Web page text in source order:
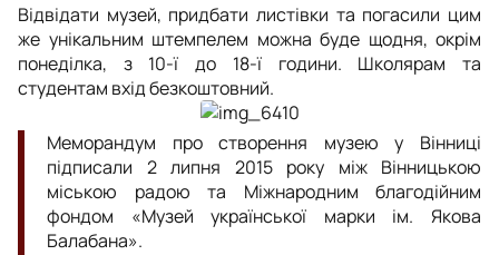
Відвідати музей, придбати листівки та погасили цим
же унікальним штемпелем можна буде щодня, окрім
понеділка, з 10-ї до 18-ї години. Школярам та
студентам вхід безкоштовний.
Меморандум про створення музею у Вінниці
підписали 2 липня 2015 року між Вінницькою
міською радою та Міжнародним благодійним
фондом «Музей української марки ім. Якова
Балабана».